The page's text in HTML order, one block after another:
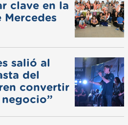
clave en la
salió al
del
convertir